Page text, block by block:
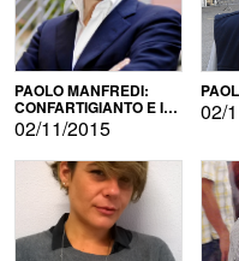
PAOLO MANFREDI:
CONFARTIGIANTO E IL
SONDAGGIO
02/11/2015
02/